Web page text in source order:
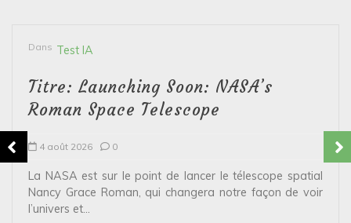
Dans Test IA
Titre: Launching Soon: NASA’s
Roman Space Telescope
4 août 2026 0
La NASA est sur le point de lancer le télescope spatial
Nancy Grace Roman, qui changera notre façon de voir
l’univers et...